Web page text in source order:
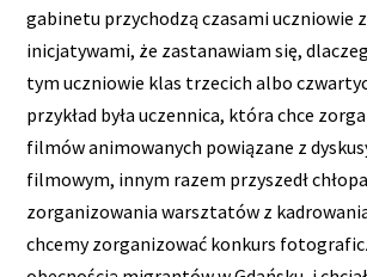
gabinetu przychodzą czasami uczniowie
inicjatywami, że zastanawiam się,
tym uczniowie klas trzecich albo
przykład była uczennica, która chce
filmów animowanych powiązane z
filmowym, innym razem przyszedł
zorganizowania warsztatów z
chcemy zorganizować konkurs